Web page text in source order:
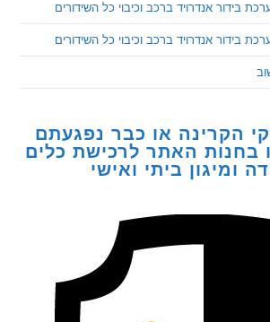
ברכב וכיבוי כל השידורים
ברכב וכיבוי כל השידורים
או כבר נפגעתם
האתר לרכישת כלים
ביתי ואישי